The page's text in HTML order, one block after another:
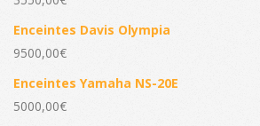
Enceintes Davis Olympia
9500,00€
Enceintes Yamaha NS-20E
5000,00€